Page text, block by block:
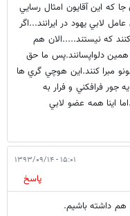
جا كه اين آقايون امثال رسايي
يهود در ايرانند...اگر
كنند كه نيستند.....الان هم
همين دلواپسانند.پس ما حق
مبرا كنند.اين هوچي گري ها
جور فرافكني و فرار به
اينا همه عضو لابي
۱۵:۰۱ - ۱۳۹۳/۰۹/۱۴
پاسخ
داشته باشیم.